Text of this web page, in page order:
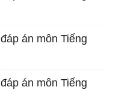
án môn Tiếng
án môn Tiếng